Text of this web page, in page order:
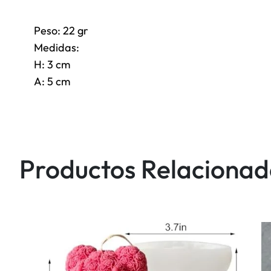
Peso: 22 gr
Medidas:
H: 3 cm
A: 5 cm
Productos